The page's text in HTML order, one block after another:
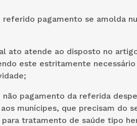
referido pagamento se amolda
ato atende ao disposto no
este estritamente
não pagamento da referida
munícipes, que precisam do
tratamento de saúde tipo